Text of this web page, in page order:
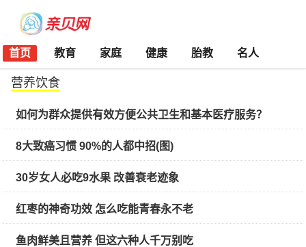
首页 教育 家庭 健康 胎教 名人
营养饮食
如何为群众提供有效方便公共卫生和基本医疗服务？
8大致癌习惯 90%的人都中招(图)
30岁女人必吃9水果 改善衰老迹象
红枣的神奇功效 怎么吃能青春永不老
鱼肉鲜美且营养 但这六种人千万别吃